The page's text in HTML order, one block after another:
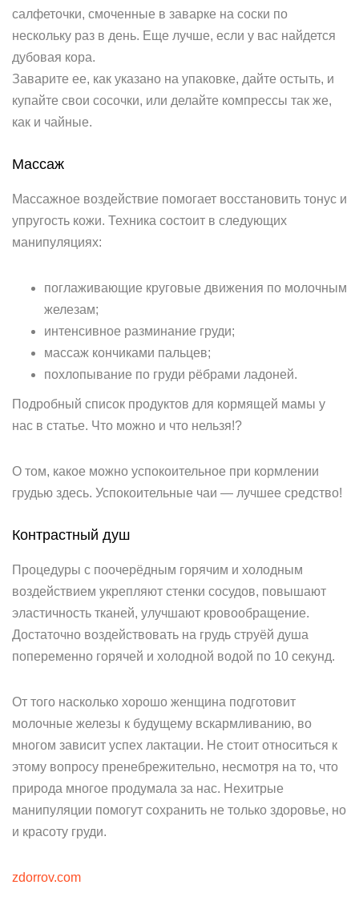
салфеточки, смоченные в заварке на соски по
нескольку раз в день. Еще лучше, если у вас найдется
дубовая кора.
Заварите ее, как указано на упаковке, дайте остыть, и
купайте свои сосочки, или делайте компрессы так же,
как и чайные.
Массаж
Массажное воздействие помогает восстановить тонус и
упругость кожи. Техника состоит в следующих
манипуляциях:
поглаживающие круговые движения по молочным
железам;
интенсивное разминание груди;
массаж кончиками пальцев;
похлопывание по груди рёбрами ладоней.
Подробный список продуктов для кормящей мамы у
нас в статье. Что можно и что нельзя!?
О том, какое можно успокоительное при кормлении
грудью здесь. Успокоительные чаи — лучшее средство!
Контрастный душ
Процедуры с поочерёдным горячим и холодным
воздействием укрепляют стенки сосудов, повышают
эластичность тканей, улучшают кровообращение.
Достаточно воздействовать на грудь струёй душа
попеременно горячей и холодной водой по 10 секунд.
От того насколько хорошо женщина подготовит
молочные железы к будущему вскармливанию, во
многом зависит успех лактации. Не стоит относиться к
этому вопросу пренебрежительно, несмотря на то, что
природа многое продумала за нас. Нехитрые
манипуляции помогут сохранить не только здоровье, но
и красоту груди.
zdorrov.com